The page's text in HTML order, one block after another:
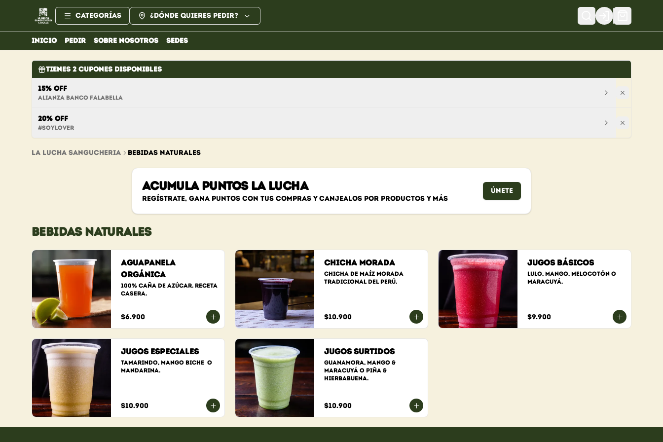
Categorías ¿Dónde quieres pedir? Login
INICIO PEDIR SOBRE NOSOTROS SEDES
Tienes 2 cupones disponibles
15% OFF
Alianza Banco Falabella
20% OFF
#soylover
La Lucha Sangucheria BEBIDAS NATURALES
Acumula PUNTOS LA LUCHA
Regístrate, gana puntos con tus compras y canjealos por productos y más
Únete
BEBIDAS NATURALES
Aguapanela
Orgánica
100% caña de azúcar. Receta
casera.
$6.900
Chicha Morada
Chicha de maíz morada
tradicional del Perú.
$10.900
Jugos Básicos
Lulo, Mango, Melocotón o
Maracuyá.
$9.900
Jugos Especiales
Tamarindo, Mango Biche  O
Mandarina.
$10.900
Jugos Surtidos
GuanaMora, Mango &
Maracuyá o Piña &
Hierbabuena.
$10.900